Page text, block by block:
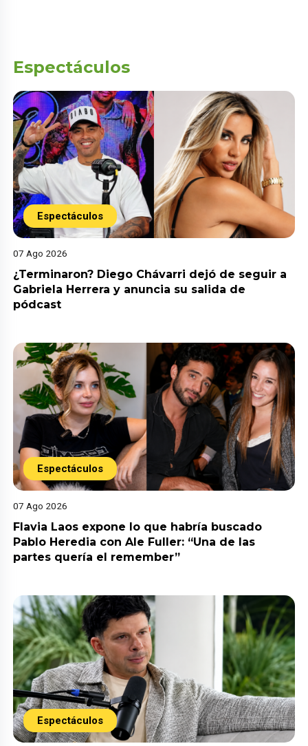
Espectáculos
Espectáculos
07 Ago 2026
¿Terminaron? Diego Chávarri dejó de seguir a
Gabriela Herrera y anuncia su salida de
pódcast
Espectáculos
07 Ago 2026
Flavia Laos expone lo que habría buscado
Pablo Heredia con Ale Fuller: “Una de las
partes quería el remember”
Espectáculos